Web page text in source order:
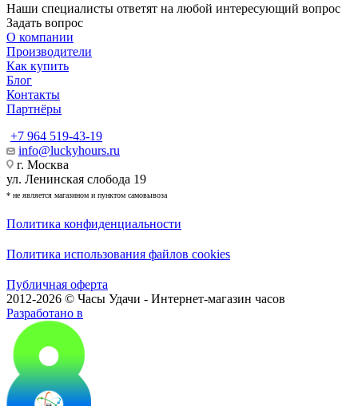
Наши специалисты ответят на любой интересующий вопрос
Задать вопрос
О компании
Производители
Как купить
Блог
Контакты
Партнёры
+7 964 519-43-19
info@luckyhours.ru
г. Москва
ул. Ленинская слобода 19
* не является магазином и пунктом самовывоза
Политика конфиденциальности
Политика использования файлов cookies
Публичная оферта
2012-2026 © Часы Удачи - Интернет-магазин часов
Разработано в